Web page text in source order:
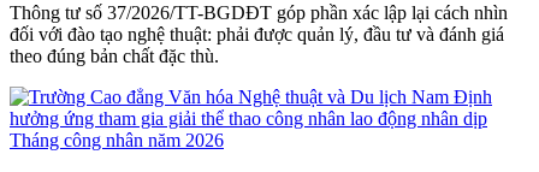
Thông tư số 37/2026/TT-BGDĐT góp phần xác lập lại cách nhìn
đối với đào tạo nghệ thuật: phải được quản lý, đầu tư và đánh giá
theo đúng bản chất đặc thù.